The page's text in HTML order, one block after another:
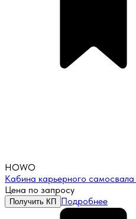
HOWO
Кабина карьерного
Цена по запросу
Получить КП Подробнее